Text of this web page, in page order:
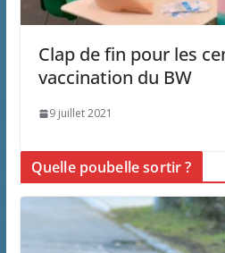
Clap de fin pour les
vaccination du BW
9 juillet 2021
Quelle poubelle sortir ?